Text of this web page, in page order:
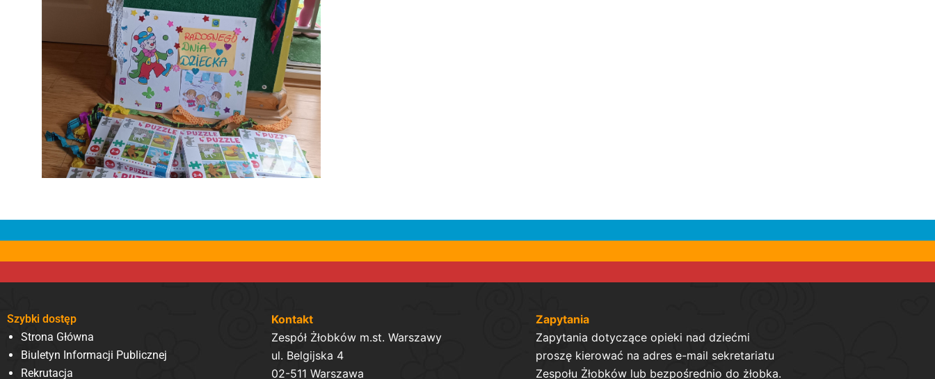
Szybki dostęp
Strona Główna
Biuletyn Informacji Publicznej
Rekrutacja
Kontakt
Zespół Żłobków m.st. Warszawy
ul. Belgijska 4
02-511 Warszawa
Zapytania
Zapytania dotyczące opieki nad dziećmi
proszę kierować na adres e-mail sekretariatu
Zespołu Żłobków lub bezpośrednio do żłobka.